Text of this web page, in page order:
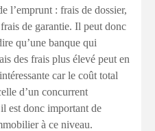
l’emprunt : frais de dossier,
de garantie. Il peut donc
qu’une banque qui
des frais plus élevé peut en
car le coût total
d’un concurrent
est donc important de
à ce niveau.